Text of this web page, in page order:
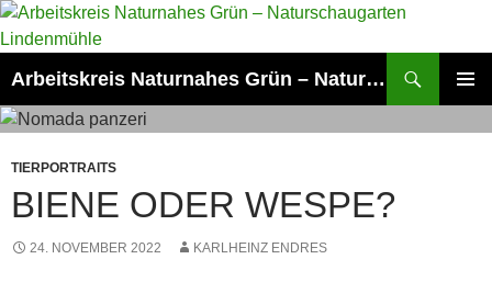
Zum
Inhalt
Arbeitskreis Naturnahes Grün – Naturschaugarten Lindenmühle
TIERPORTRAITS
BIENE ODER WESPE?
24. NOVEMBER 2022 KARLHEINZ ENDRES